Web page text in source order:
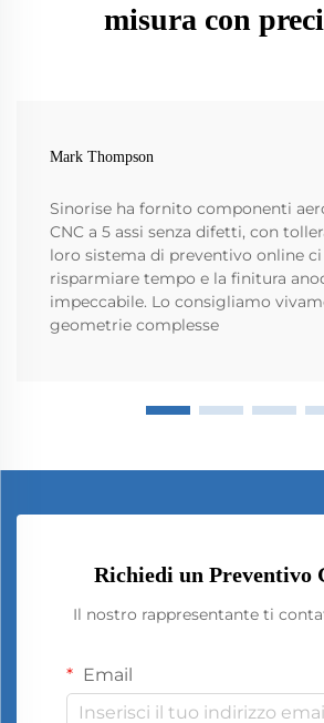
misura con
Mark Thompson
Sinorise ha fornito componenti
CNC a 5 assi senza difetti, con
loro sistema di preventivo online
risparmiare tempo e la finitura
impeccabile. Lo consigliamo
geometrie complesse
Richiedi un Preventivo
Il nostro rappresentante ti
Email